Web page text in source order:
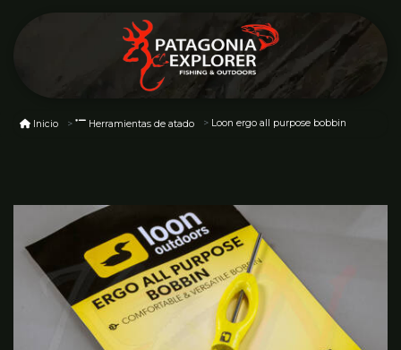
Inicio Herramientas de atado Loon ergo all purpose bobbin